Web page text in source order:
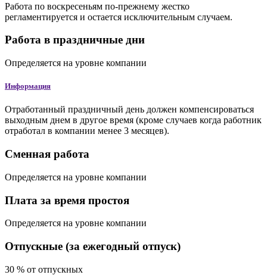
Работа по воскресеньям по-прежнему жестко
регламентируется и остается исключительным случаем.
Работа в праздничные дни
Определяется на уровне компании
Информация
Отработанный праздничный день должен компенсироваться
выходным днем в другое время (кроме случаев когда работник
отработал в компании менее 3 месяцев).
Сменная работа
Определяется на уровне компании
Плата за время простоя
Определяется на уровне компании
Отпускные (за ежегодный отпуск)
30 % от отпускных